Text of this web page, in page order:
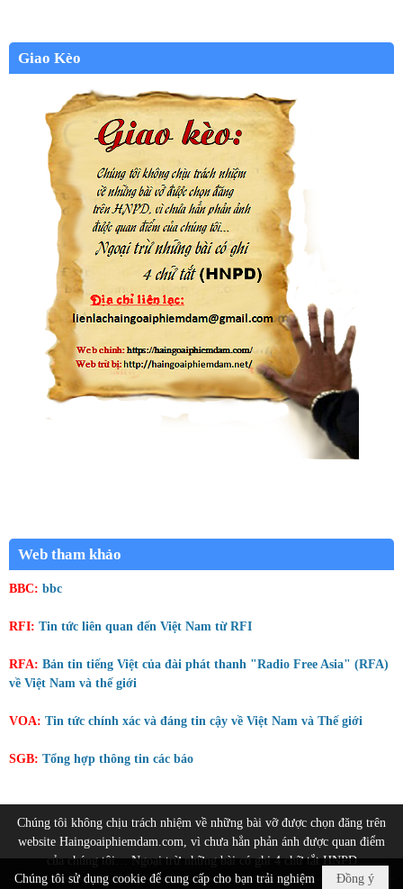
Giao Kèo
Web tham khảo
BBC: bbc
RFI: Tin tức liên quan đến Việt Nam từ RFI
RFA: Bản tin tiếng Việt của đài phát thanh "Radio Free Asia" (RFA)
về Việt Nam và thế giới
VOA: Tin tức chính xác và đáng tin cậy về Việt Nam và Thế giới
SGB: Tổng hợp thông tin các báo
Chúng tôi không chịu trách nhiệm về những bài vỡ được chọn đăng trên
website Haingoaiphiemdam.com, vì chưa hẳn phản ánh được quan điểm
của chúng tôi… Ngoại trừ những bài có ghi 4 chữ tắt HNPD
Đồng ý
Chúng tôi sử dụng cookie để cung cấp cho bạn trải nghiệm